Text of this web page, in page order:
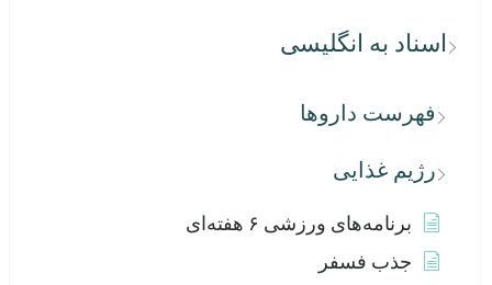
اسناد به انگلیسی
فهرست داروها
رژیم غذایی
برنامه‌های ورزشی ۶ هفته‌ای
جذب فسفر